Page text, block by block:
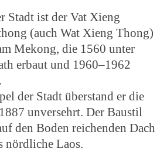
Stadt ist der Vat Xieng
(auch Wat Xieng Thong)
Mekong, die 1560 unter
erbaut und 1960–1962
der Stadt überstand er die
unversehrt. Der Baustil
den Boden reichenden Dach
nördliche Laos.